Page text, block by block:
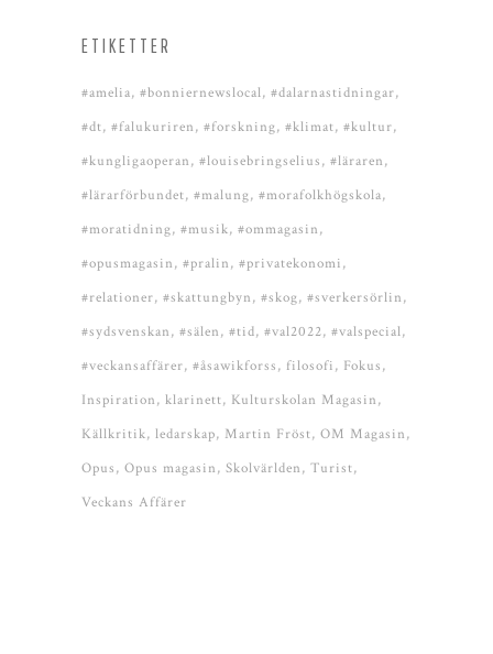
ETIKETTER
#amelia #bonniernewslocal #dalarnastidningar
#dt #falukuriren #forskning #klimat #kultur
#kungligaoperan #louisebringselius #läraren
#lärarförbundet #malung #morafolkhögskola
#moratidning #musik #ommagasin
#opusmagasin #pralin #privatekonomi
#relationer #skattungbyn #skog #sverkersörlin
#sydsvenskan #sälen #tid #val2022 #valspecial
#veckansaffärer #åsawikforss filosofi
Fokus
Inspiration klarinett Kulturskolan Magasin
Källkritik ledarskap Martin Fröst OM Magasin
Opus Opus magasin Skolvärlden Turist
Veckans Affärer